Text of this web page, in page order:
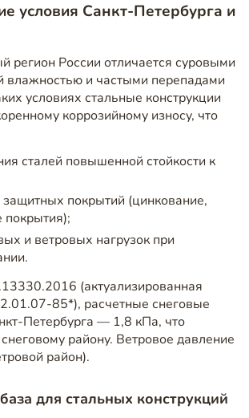
условия Санкт-Петербурга и
регион России отличается суровыми
влажностью и частыми перепадами
условиях стальные конструкции
коррозийному износу, что
сталей повышенной стойкости к
покрытий (цинкование,
и ветровых нагрузок при
(актуализированная
85*), расчетные снеговые
Петербурга — 1,8 кПа, что
снеговому району. Ветровое давление
район).
для стальных конструкций